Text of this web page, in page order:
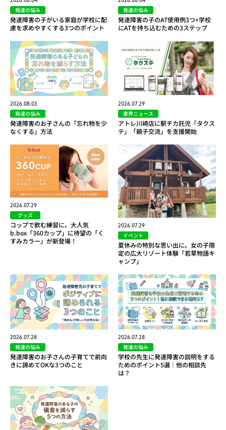
発達の悩み
発達障害の子がいる家庭が学校に配
慮を求めやすくする3つのポイント
発達の悩み
発達障害の子のAT使用例3つ+学校
にATを持ち込むための3ステップ
2026.08.03
発達の悩み
発達障害のお子さんの「忘れ物を少
なくする」方法
2026.07.29
業界ニュース
アトレ川崎店に駅チカ託児「タクス
テ」「親子交流」を支援開始
2026.07.29
グッズ
コップで飲む練習に。大人気
b.box「360カップ」に待望の「く
すみカラー」が新登場！
2026.07.29
イベント
夏休みの特別な思い出に。女の子限
定の広大リゾート体験「若草物語キ
ャンプ」
2026.07.28
発達の悩み
発達障害のお子さんの子育てで前向
きに諦めてOKな3つのこと
2026.07.28
発達の悩み
学校の先生に発達障害の説明をする
ためのポイント5選｜他の相談先
は？